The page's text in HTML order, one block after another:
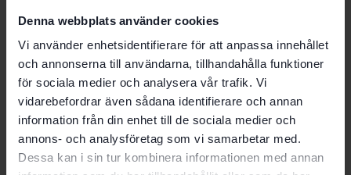
Denna webbplats använder cookies
Vi använder enhetsidentifierare för att anpassa innehållet
och annonserna till användarna, tillhandahålla funktioner
för sociala medier och analysera vår trafik. Vi
vidarebefordrar även sådana identifierare och annan
information från din enhet till de sociala medier och
annons- och analysföretag som vi samarbetar med.
Dessa kan i sin tur kombinera informationen med annan
Granat